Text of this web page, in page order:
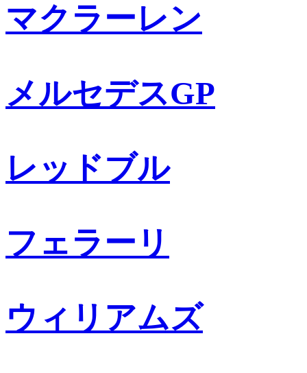
マクラーレン
メルセデスGP
レッドブル
フェラーリ
ウィリアムズ